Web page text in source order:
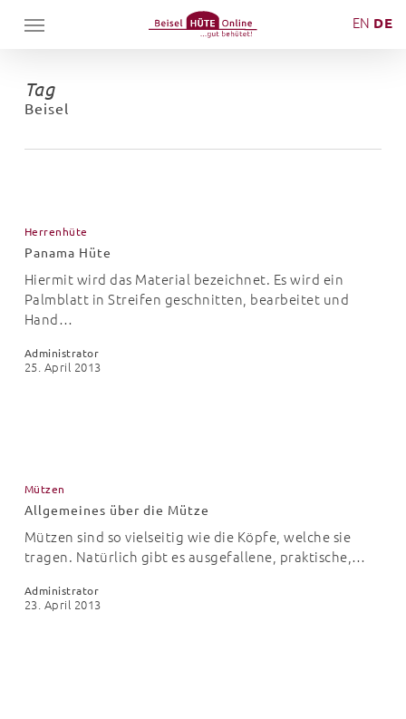
Menu
Tag
Beisel
Herrenhüte
Panama Hüte
Hiermit wird das Material bezeichnet. Es wird ein
Palmblatt in Streifen geschnitten, bearbeitet und
Hand…
Administrator
25. April 2013
die
Mütze
Mützen
Allgemeines über die Mütze
Mützen sind so vielseitig wie die Köpfe, welche sie
tragen. Natürlich gibt es ausgefallene, praktische,…
Administrator
23. April 2013
EN DE